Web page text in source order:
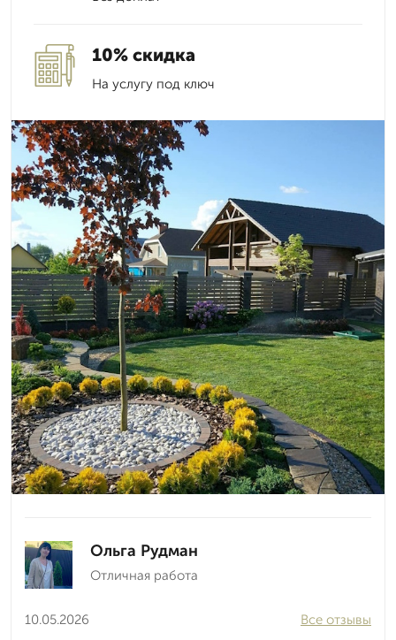
10% скидка
На услугу под ключ
Ольга Рудман
Отличная работа
10.05.2026
Все отзывы